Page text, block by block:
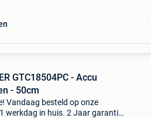
GTC18504PC - Accu
- 50cm
Vandaag besteld op onze
werkdag in huis. 2 Jaar garantie.